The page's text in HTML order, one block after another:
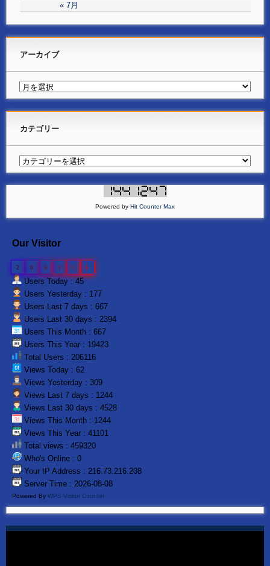
« 7月
アーカイブ
カテゴリー
Powered by Hit Counter Max
Our Visitor
2 0 6 1 1 6
Users Today : 45
Users Yesterday : 177
Users Last 7 days : 667
Users Last 30 days : 2394
Users This Month : 667
Users This Year : 19423
Total Users : 206116
Views Today : 62
Views Yesterday : 309
Views Last 7 days : 1244
Views Last 30 days : 4528
Views This Month : 1244
Views This Year : 41101
Total views : 459320
Who's Online : 0
Your IP Address : 216.73.216.208
Server Time : 2026-08-08
Powered By WPS Visitor Counter